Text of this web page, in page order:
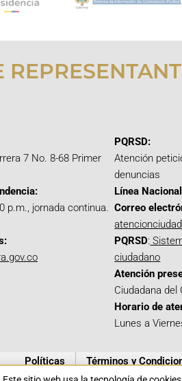
7 No. 8-68 Primer
p.m., jornada continua.
PQRSD:
Atención
denuncias
Línea
Correo
PQRSD:
ciudadano
Atención
Ciudadana del
Horario de
Lunes a
Políticas Términos y